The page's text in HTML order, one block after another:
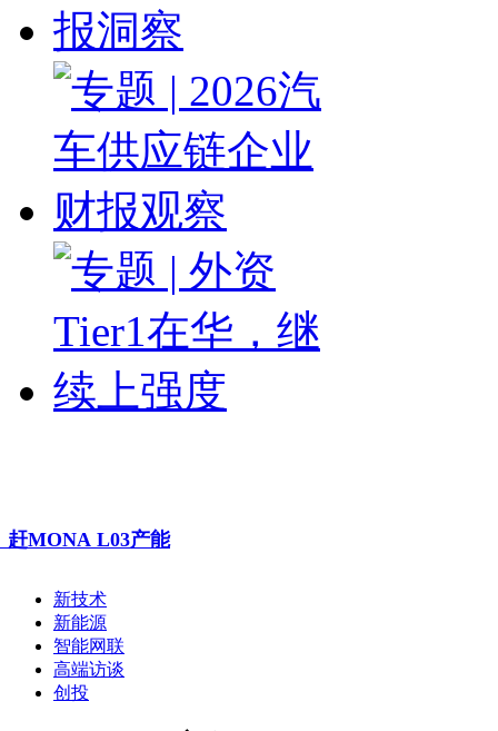
赶MONA L03产能
新技术
新能源
智能网联
高端访谈
创投